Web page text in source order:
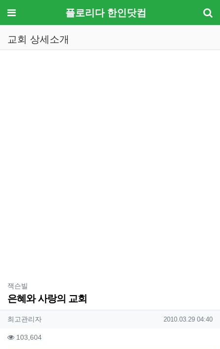
메뉴 플로리다 한인닷컴
교회 상세소개
잭슨빌
은혜와 사랑의 교회
작성자 정보
최고관리자작성 작성일
2010.03.29 04:40
컨텐츠 정보
103,604조회